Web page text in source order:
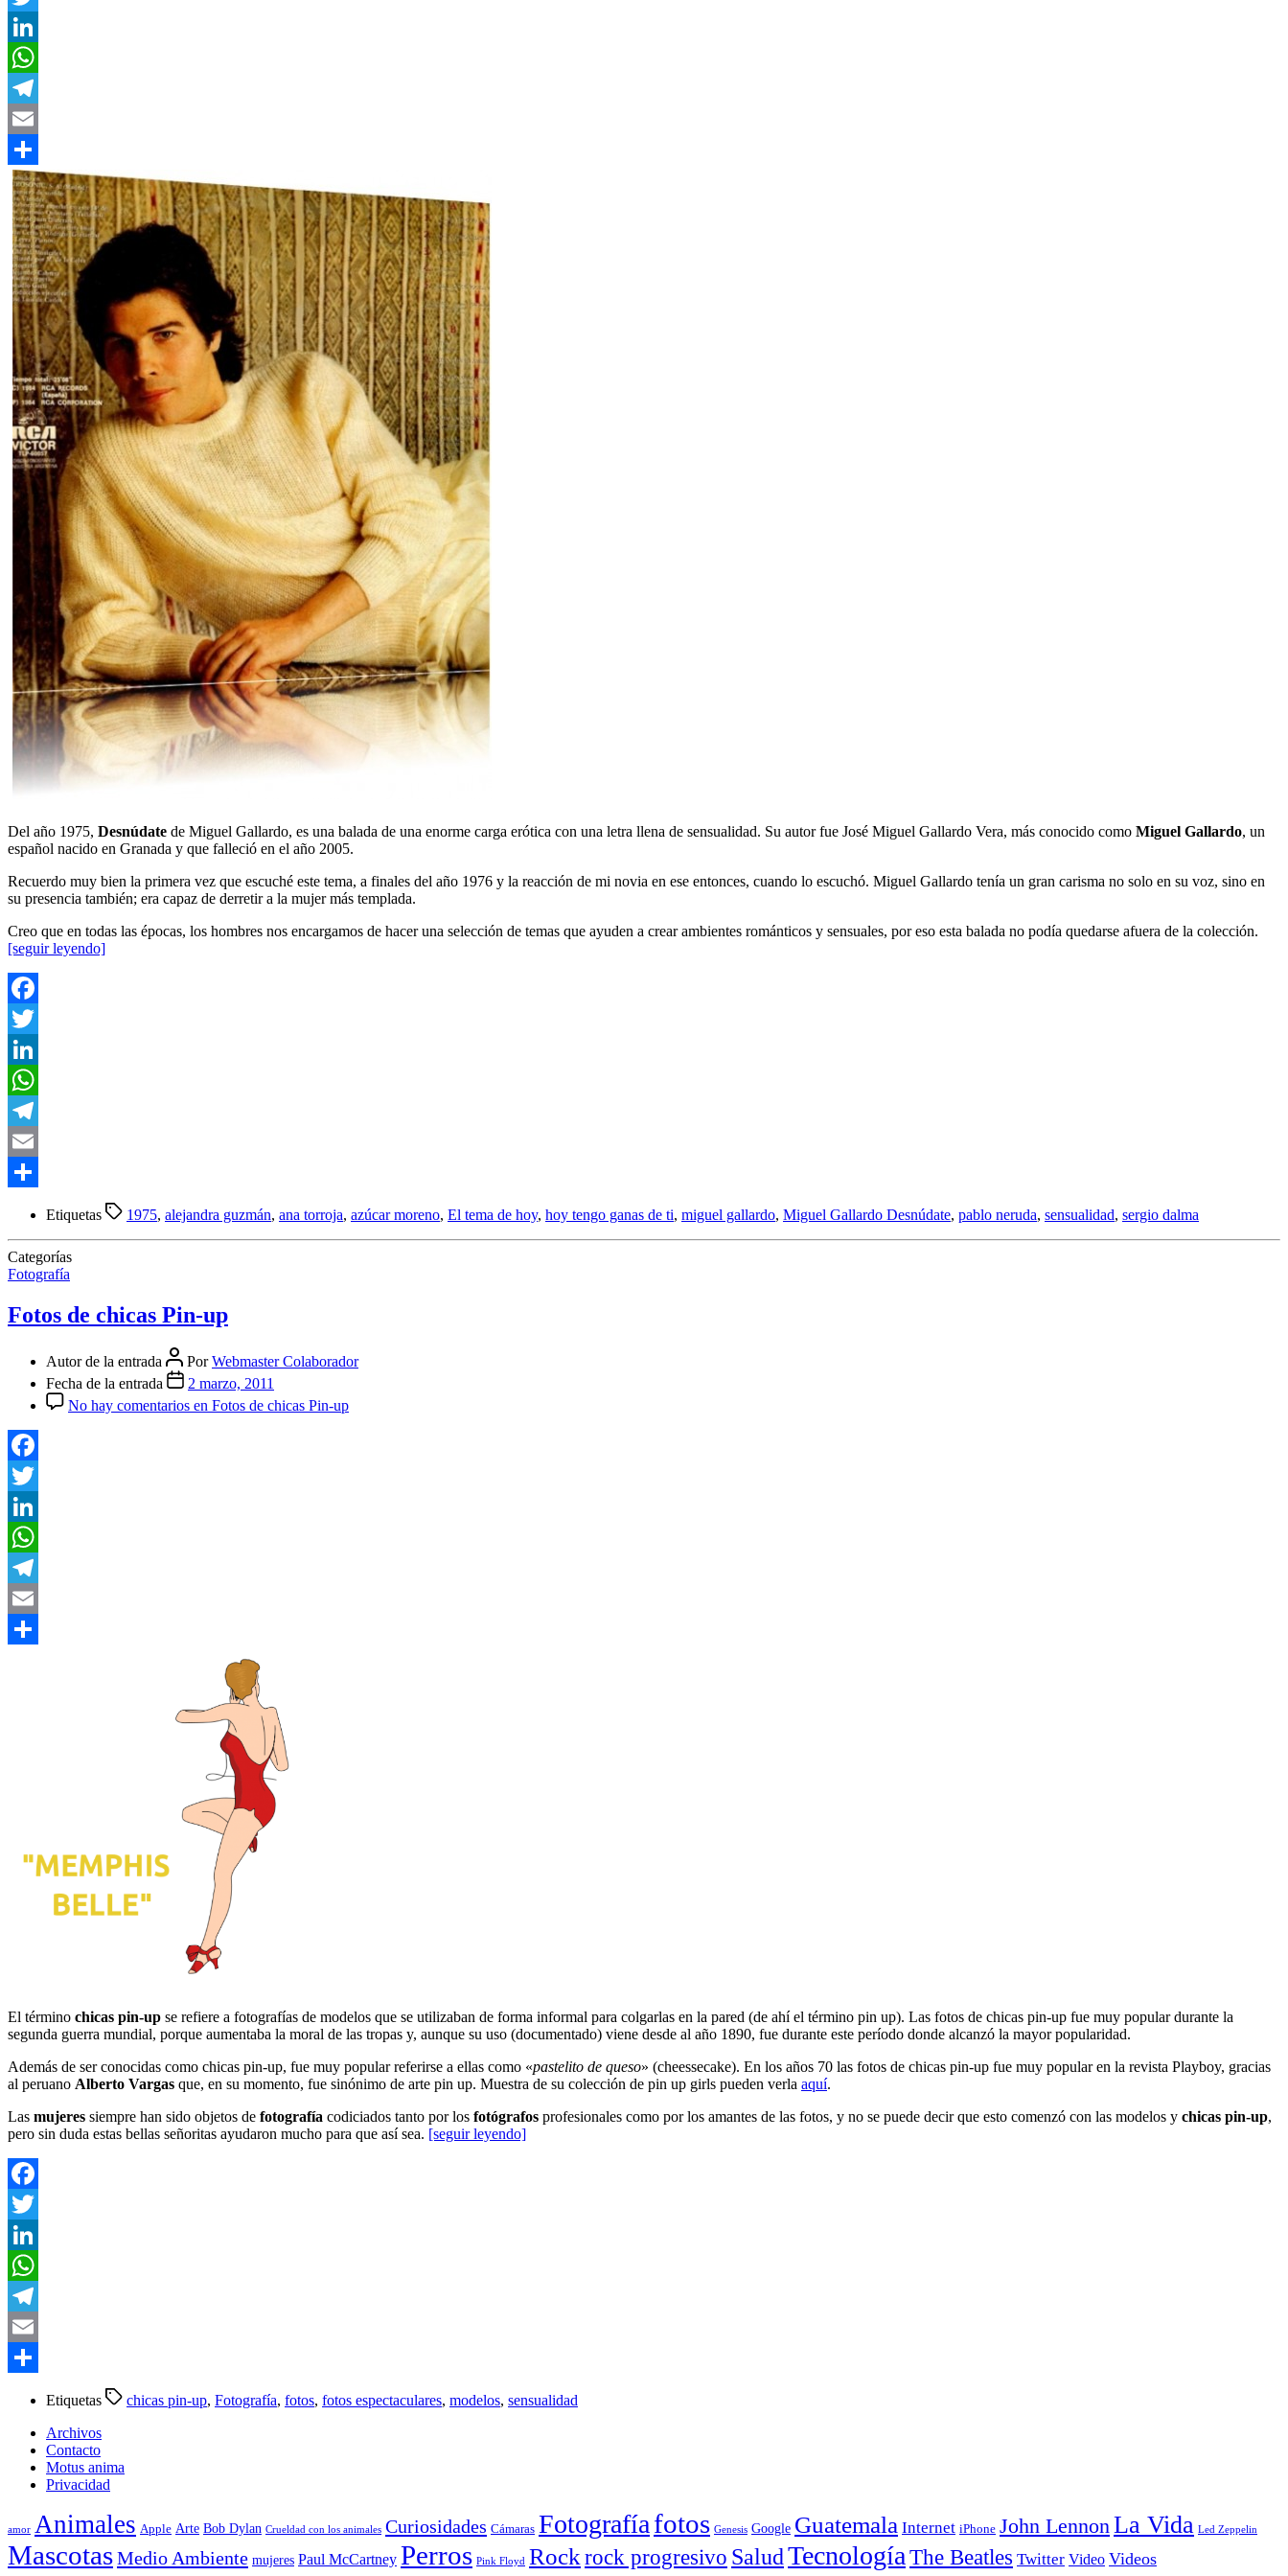
Twitter
LinkedIn
WhatsApp
Telegram
Email
Compartir
Del año 1975, Desnúdate de Miguel Gallardo, es una balada de una enorme carga erótica con una letra llena de sensualidad. Su autor fue José Miguel Gallardo Vera, más conocido como Miguel Gallardo, un
español nacido en Granada y que falleció en el año 2005.
Recuerdo muy bien la primera vez que escuché este tema, a finales del año 1976 y la reacción de mi novia en ese entonces, cuando lo escuchó. Miguel Gallardo tenía un gran carisma no solo en su voz, sino en
su presencia también; era capaz de derretir a la mujer más templada.
Creo que en todas las épocas, los hombres nos encargamos de hacer una selección de temas que ayuden a crear ambientes románticos y sensuales, por eso esta balada no podía quedarse afuera de la colección.
[seguir leyendo]
Facebook
Twitter
LinkedIn
WhatsApp
Telegram
Email
Etiquetas 1975, alejandra guzmán, ana torroja, azúcar moreno, El tema de hoy, hoy tengo ganas de ti, miguel gallardo, Miguel Gallardo Desnúdate, pablo neruda, sensualidad, sergio dalma
Categorías
Fotografía
Fotos de chicas Pin-up
Autor de la entrada PorWebmaster Colaborador
Fecha de la entrada
2 marzo, 2011
No hay comentarios en Fotos de chicas Pin-up
Facebook
Twitter
LinkedIn
WhatsApp
Telegram
Email
El término chicas pin-up se refiere a fotografías de modelos que se utilizaban de forma informal para colgarlas en la pared (de ahí el término pin up). Las fotos de chicas pin-up fue muy popular durante la
segunda guerra mundial, porque aumentaba la moral de las tropas y, aunque su uso (documentado) viene desde al año 1890, fue durante este período donde alcanzó la mayor popularidad.
Además de ser conocidas como chicas pin-up, fue muy popular referirse a ellas como «pastelito de queso» (cheessecake). En los años 70 las fotos de chicas pin-up fue muy popular en la revista Playboy, gracias
al peruano Alberto Vargas que, en su momento, fue sinónimo de arte pin up. Muestra de su colección de pin up girls pueden verla aquí.
Las mujeres siempre han sido objetos de fotografía codiciados tanto por los fotógrafos profesionales como por los amantes de las fotos, y no se puede decir que esto comenzó con las modelos y chicas pin-up,
pero sin duda estas bellas señoritas ayudaron mucho para que así sea. [seguir leyendo]
Facebook
Twitter
LinkedIn
WhatsApp
Telegram
Email
Etiquetas chicas pin-up, Fotografía, fotos, fotos espectaculares, modelos, sensualidad
Archivos
Contacto
Motus anima
Privacidad
amor Animales Apple Arte Bob Dylan Crueldad con los animales Curiosidades Cámaras Fotografíafotos Genesis Google Guatemala Internet iPhone John Lennon La Vida Led Zeppelin
MascotasMedio Ambiente mujeres Paul McCartney Perros Pink Floyd Rock rock progresivo SaludTecnología The Beatles Twitter Video Videos